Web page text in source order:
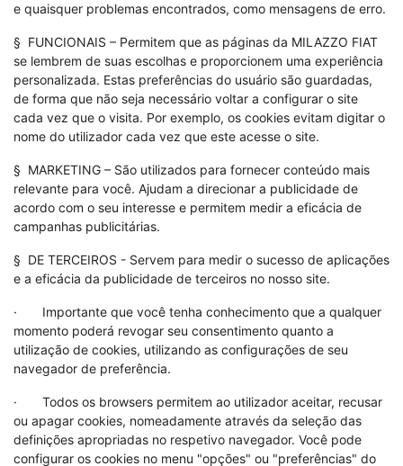
e quaisquer problemas encontrados, como mensagens de erro.
§ FUNCIONAIS – Permitem que as páginas da MILAZZO FIAT
se lembrem de suas escolhas e proporcionem uma experiência
personalizada. Estas preferências do usuário são guardadas,
de forma que não seja necessário voltar a configurar o site
cada vez que o visita. Por exemplo, os cookies evitam digitar o
nome do utilizador cada vez que este acesse o site.
§ MARKETING – São utilizados para fornecer conteúdo mais
relevante para você. Ajudam a direcionar a publicidade de
acordo com o seu interesse e permitem medir a eficácia de
campanhas publicitárias.
§ DE TERCEIROS - Servem para medir o sucesso de aplicações
e a eficácia da publicidade de terceiros no nosso site.
· Importante que você tenha conhecimento que a qualquer
momento poderá revogar seu consentimento quanto a
utilização de cookies, utilizando as configurações de seu
navegador de preferência.
· Todos os browsers permitem ao utilizador aceitar, recusar
ou apagar cookies, nomeadamente através da seleção das
definições apropriadas no respetivo navegador. Você pode
configurar os cookies no menu "opções" ou "preferências" do